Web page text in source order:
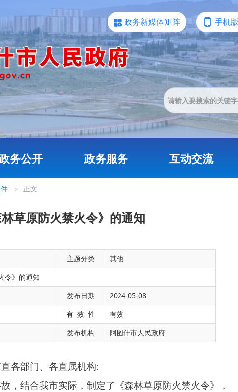
政务新媒体矩阵 手机版
务公开 政务服务 互动交流
» 正文
草原防火禁火令》的通知
主题分类
其他
令》的通知
发布日期
2024-05-08
有 效 性
有效
发布机构 阿图什市人民政府
各直属机构:
市实际，制定了《森林草原防火禁火令》，
落实。
月8日